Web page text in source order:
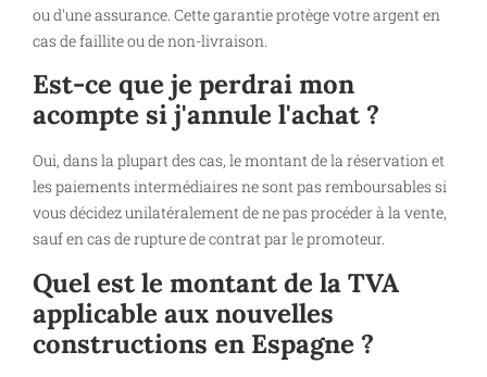
ou d'une assurance. Cette garantie protège votre argent en
cas de faillite ou de non-livraison.
Est-ce que je perdrai mon
acompte si j'annule l'achat ?
Oui, dans la plupart des cas, le montant de la réservation et
les paiements intermédiaires ne sont pas remboursables si
vous décidez unilatéralement de ne pas procéder à la vente,
sauf en cas de rupture de contrat par le promoteur.
Quel est le montant de la TVA
applicable aux nouvelles
constructions en Espagne ?